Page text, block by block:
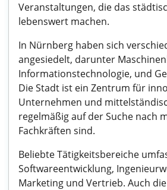
Veranstaltungen, die das
lebenswert machen.
In Nürnberg haben sich
angesiedelt, darunter
Informationstechnologie, und
Die Stadt ist ein Zentrum für
Unternehmen und
regelmäßig auf der Suche nach
Fachkräften sind.
Beliebte Tätigkeitsbereiche
Softwareentwicklung,
Marketing und Vertrieb. Auch